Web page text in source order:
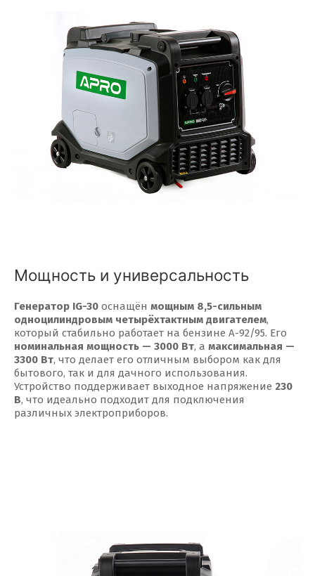
Мощность и универсальность
Генератор IG-30 оснащён мощным 8,5-сильным
одноцилиндровым четырёхтактным двигателем,
который стабильно работает на бензине А-92/95. Его
номинальная мощность — 3000 Вт, а максимальная —
3300 Вт, что делает его отличным выбором как для
бытового, так и для дачного использования.
Устройство поддерживает выходное напряжение 230
В, что идеально подходит для подключения
различных электроприборов.